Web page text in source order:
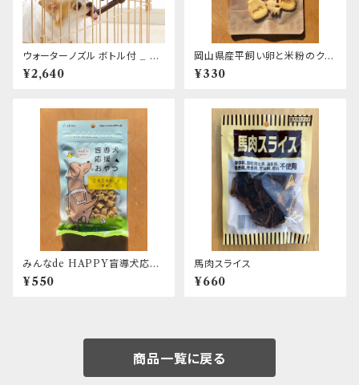
ウォーターノズル ボトル付 _ Ri
chell
¥2,640
岡山県産平飼い卵と米粉のクッ
キー ～ヤギミルク～
¥330
みんなde HAPPY盲導犬応援
おやつ ころころチーズチキン
¥550
馬肉スライス
¥660
商品一覧に戻る